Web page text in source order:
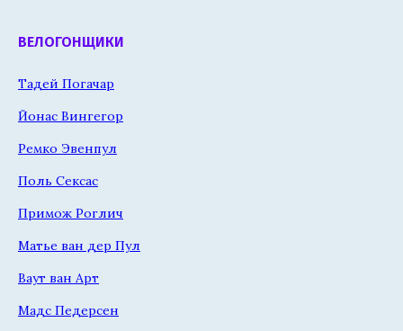
ВЕЛОГОНЩИКИ
Тадей Погачар
Йонас Вингегор
Ремко Эвенпул
Поль Сексас
Примож Роглич
Матье ван дер Пул
Ваут ван Арт
Мадс Педерсен